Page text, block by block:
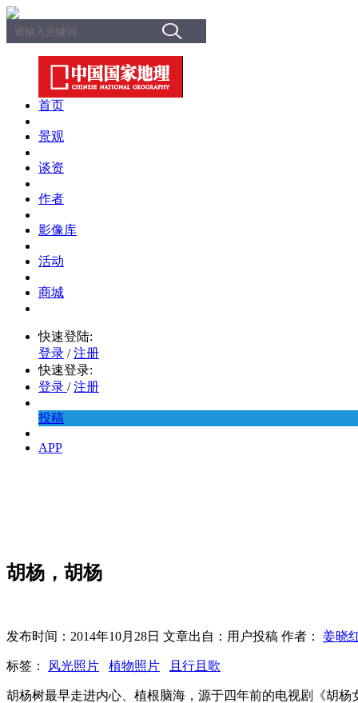
首页
景观
谈资
作者
影像库
活动
商城
快速登陆:
登录 / 注册
快速登录:
登录 / 注册
投稿
APP
胡杨，胡杨
发布时间：2014年10月28日 文章出自：用户投稿 作者： 姜晓
标签： 风光照片 植物照片 且行且歌
胡杨树最早走进内心、植根脑海，源于四年前的电视剧《胡